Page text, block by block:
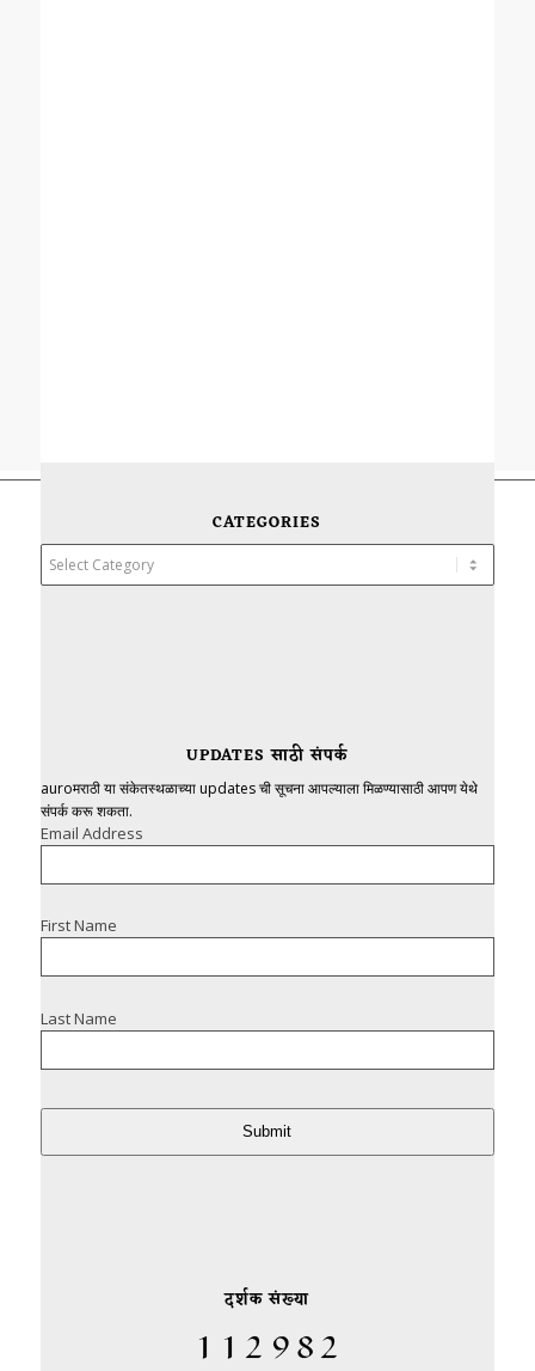
CATEGORIES
Categories
UPDATES साठी संपर्क
auroमराठी या संकेतस्थळाच्या updates ची सूचना आपल्याला मिळण्यासाठी आपण येथे
संपर्क करू शकता.
Email Address
First Name
Last Name
Submit
दर्शक संख्या